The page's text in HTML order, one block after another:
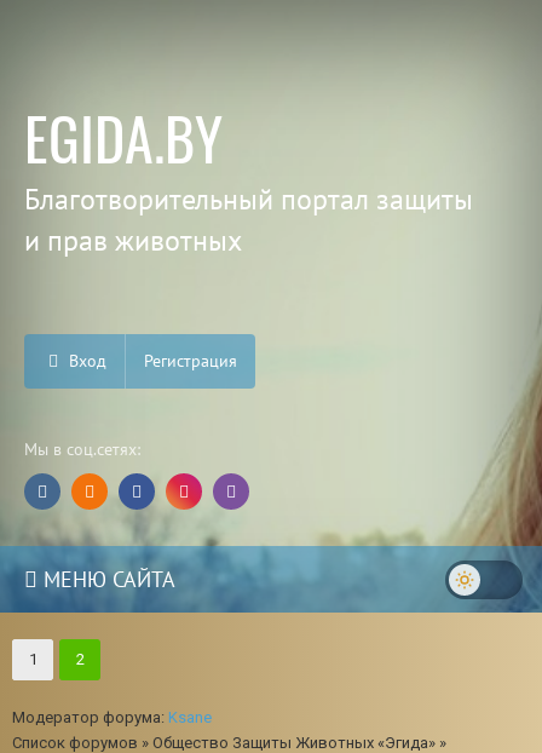
EGIDA.BY
Благотворительный портал защиты
и прав животных
Вход Регистрация
Мы в соц.сетях:
МЕНЮ САЙТА
1 2
Модератор форума: Ksane
Список форумов » Общество Защиты Животных «Эгида» »